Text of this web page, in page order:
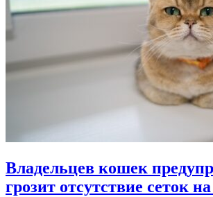
Владельцев кошек
грозит отсутствие сеток